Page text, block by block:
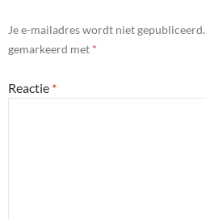
Je e-mailadres wordt niet gepubliceerd.
gemarkeerd met *
Reactie *